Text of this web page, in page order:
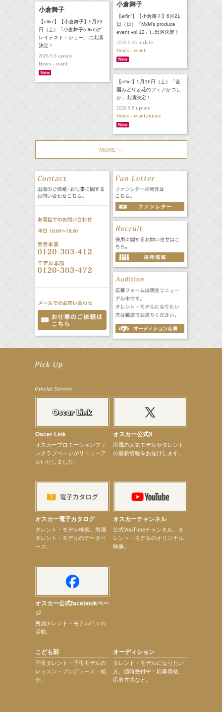
小倉舞子
【elfin'】【小倉舞子】6月21
日（日）「MxM's produce
event vol.12」に出演決定！
2026.5.26update
News - event
小倉舞子
【elfin'】【小倉舞子】5月23
日（土）「小倉舞子(elfin')グ
レイテスト・ショー」に出演
決定！
2026.5.8update
News - event
【elfin'】5月16日（土）「全
国みどりと花のフェアかつし
か」出演決定！
2026.5.8update
News - event,music
【武井咲】ENFÖLD 2026 PF/FW archetypeに登場！
【elfin’】8月16日（日）「全世界」発売記念イベント決定！
【elfin’】7thシングル『全世界』がFM TANABEでO.A.決定♪
【昆虫ハンター牧田習】宝塚市立手塚治虫記念館トークショー＆宝塚文化芸術センター昆虫展示イ
ショーゲスト出演！
【定本楓馬】WEB DIGVII 連載企画『東京23時』に登場！
【髙橋ひかる】7月雑誌掲載情報
【elfin’】7thシングル『全世界』がFMふくろうでパワープレイO.A.決定
【elfin’】【辻美優】8月28日（金）「辻美優(elfin’)グレイテスト・ショー」に出演決定！
【elfin’】9月27日（日）「Beauty Voice Theater Reboot Vol.3」開催決定！
【本田紗来】「Ray」9月号発売中！
【宇垣美里】「マンガ【推しの子】展‐星のキセキ‐」オープニングイベント
Oscer Link
オスカープロモーションファ
ンクラブページがリニューア
ルいたしました。
オスカー公式X
所属の人気モデルやタレント
の最新情報をお届けします。
オスカー電子カタログ
タレント・モデル検索。所属
タレント・モデルのデータベ
ース。
オスカーチャンネル
公式YouTubeチャンネル。タ
レント・モデルのオリジナル
映像。
オスカー公式facebookペー
ジ
所属タレント・モデル日々の
活動。
こども部
子役タレント・子役モデルの
レッスン・プロデュース・紹
介。
オーディション
タレント・モデルになりたい
方、随時受付中！応募資格、
応募方法など。